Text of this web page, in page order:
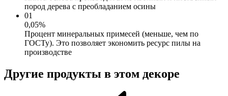
пород дерева с преобладанием осины
01
0,05%
Процент минеральных примесей (меньше, чем по
ГОСТу). Это позволяет экономить ресурс пилы на
производстве
Другие продукты в этом декоре